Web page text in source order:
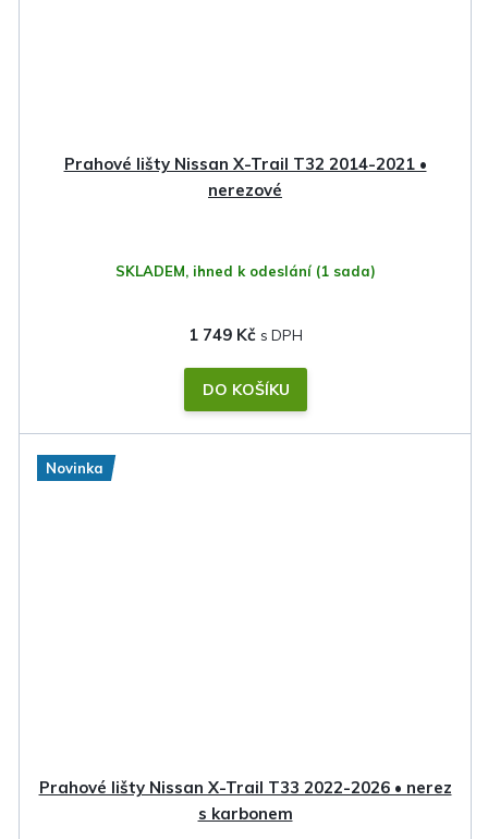
Prahové lišty Nissan X-Trail T32 2014-2021 •
nerezové
SKLADEM, ihned k odeslání (1 sada)
1 749 Kč
DO KOŠÍKU
Novinka
Prahové lišty Nissan X-Trail T33 2022-2026 • nerez
s karbonem